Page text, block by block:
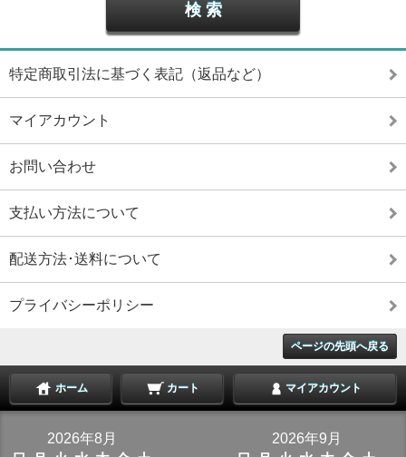
特定商取引法に基づく表記（返品など）
マイアカウント
お問い合わせ
支払い方法について
配送方法･送料について
プライバシーポリシー
ページの先頭へ戻る
ホーム カート マイアカウント
2026年8月
2026年9月